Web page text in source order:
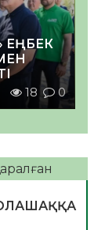
ЕҢБЕК
18 0